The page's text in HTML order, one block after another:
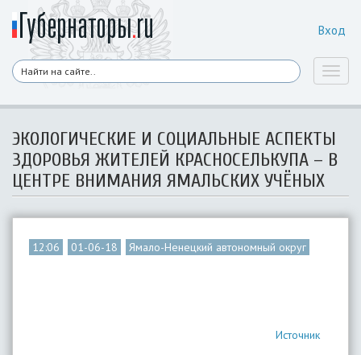
Вход
ЭКОЛОГИЧЕСКИЕ И СОЦИАЛЬНЫЕ АСПЕКТЫ
ЗДОРОВЬЯ ЖИТЕЛЕЙ КРАСНОСЕЛЬКУПА – В
ЦЕНТРЕ ВНИМАНИЯ ЯМАЛЬСКИХ УЧЁНЫХ
12:06 01-06-18 Ямало-Ненецкий автономный округ
Источник